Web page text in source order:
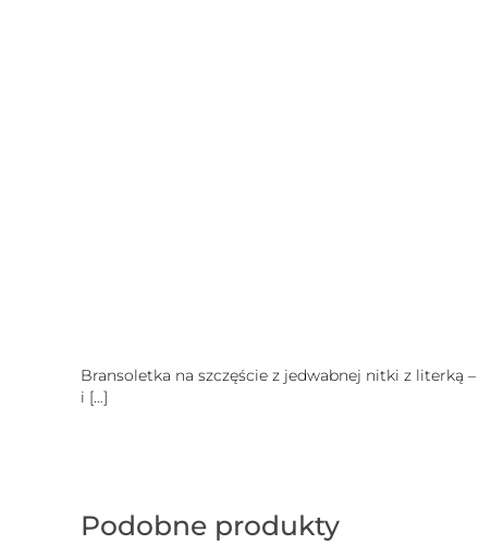
Bransoletka na szczęście z jedwabnej nitki z literką
i […]
Podobne produkty